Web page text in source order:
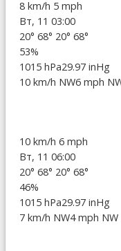
8 km/h 5 mph
Вт, 11 03:00
20° 68° 20° 68°
53%
1015 hPa29.97 inHg
10 km/h NW6 mph
10 km/h 6 mph
Вт, 11 06:00
20° 68° 20° 68°
46%
1015 hPa29.97 inHg
7 km/h NW4 mph NW